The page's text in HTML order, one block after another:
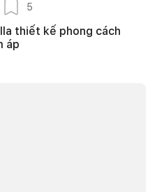
5
thiết kế phong cách
áp